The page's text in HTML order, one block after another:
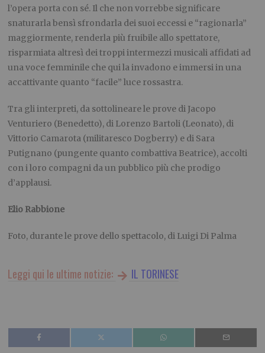
l’opera porta con sé. Il che non vorrebbe significare
snaturarla bensì sfrondarla dei suoi eccessi e “ragionarla”
maggiormente, renderla più fruibile allo spettatore,
risparmiata altresì dei troppi intermezzi musicali affidati ad
una voce femminile che qui la invadono e immersi in una
accattivante quanto “facile” luce rossastra.
Tra gli interpreti, da sottolineare le prove di Jacopo
Venturiero (Benedetto), di Lorenzo Bartoli (Leonato), di
Vittorio Camarota (militaresco Dogberry) e di Sara
Putignano (pungente quanto combattiva Beatrice), accolti
con i loro compagni da un pubblico più che prodigo
d’applausi.
Elio Rabbione
Foto, durante le prove dello spettacolo, di Luigi Di Palma
Leggi qui le ultime notizie: IL TORINESE